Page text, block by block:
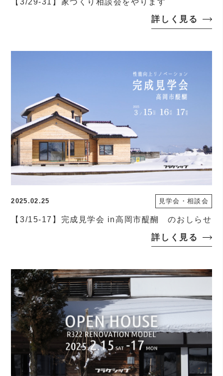
詳しく見る
2025.02.25 見学会・相談会
【3/15-17】完成見学会 in高岡市醍醐 のおしらせ
詳しく見る